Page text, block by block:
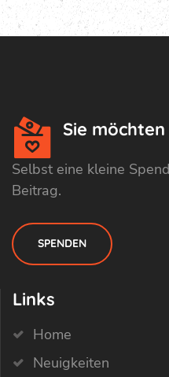
Sie
Selbst eine kleine
Beitrag.
SPENDEN
Links
Home
Neuigkeiten